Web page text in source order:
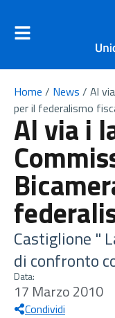
Home / News / Al
per il federalismo
Al via i
Castiglione "
di confronto
Data:
17 Marzo 2010
Condividi